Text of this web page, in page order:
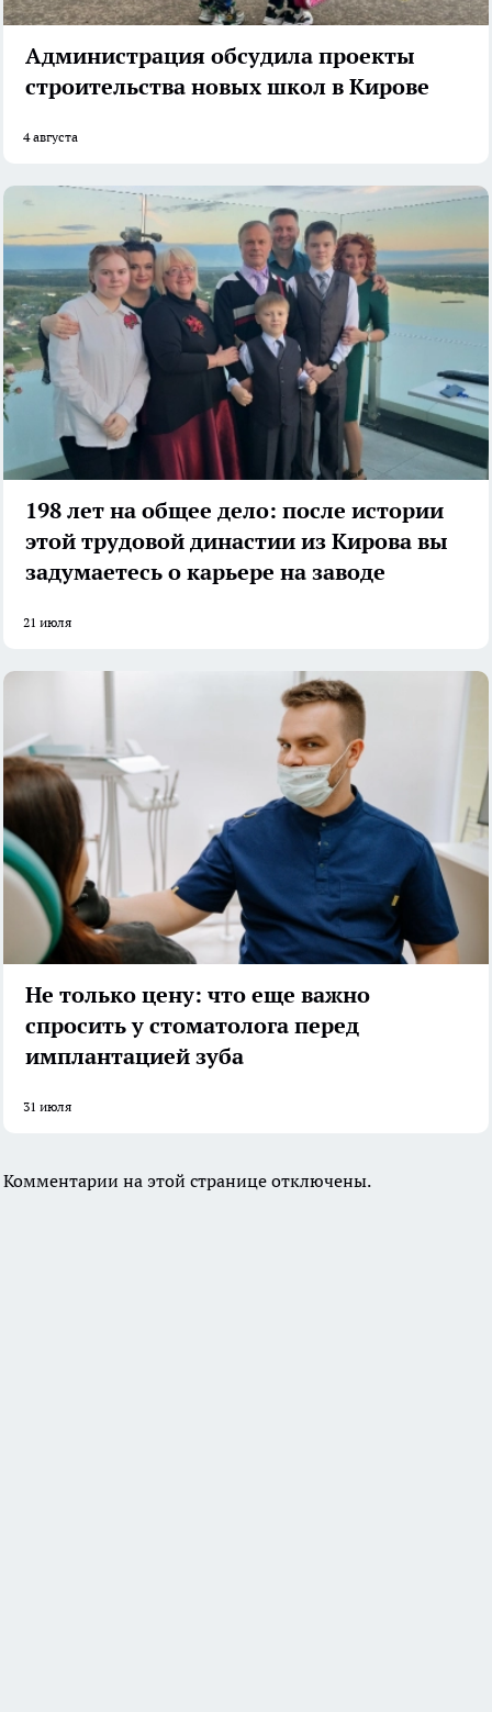
Администрация обсудила проекты
строительства новых школ в Кирове
4 августа
198 лет на общее дело: после истории
этой трудовой династии из Кирова вы
задумаетесь о карьере на заводе
21 июля
Не только цену: что еще важно
спросить у стоматолога перед
имплантацией зуба
31 июля
Комментарии на этой странице отключены.